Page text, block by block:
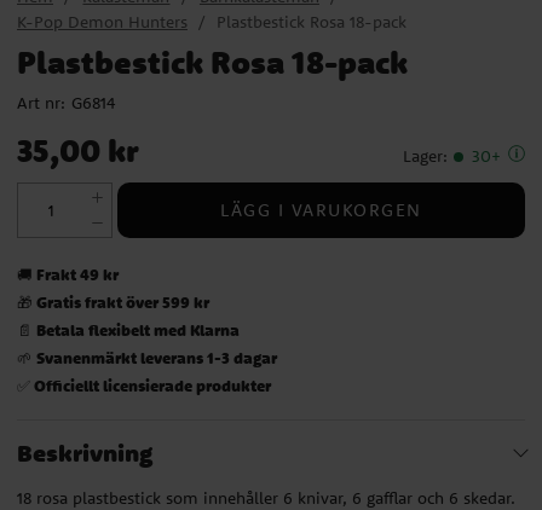
K-Pop Demon Hunters
Plastbestick Rosa 18-pack
Plastbestick Rosa 18-pack
Art nr: G6814
Pris
35,00 kr
35,00 kr Lager: 30+
LÄGG I VARUKORGEN
🚚 Frakt 49 kr
🎁 Gratis frakt över 599 kr
📄 Betala flexibelt med Klarna
🌱 Svanenmärkt leverans 1-3 dagar
✅ Officiellt licensierade produkter
Beskrivning
18 rosa plastbestick som innehåller 6 knivar, 6 gafflar och 6 skedar.